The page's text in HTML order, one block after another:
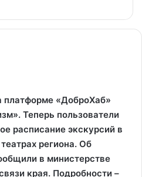
платформе «ДоброХаб»
Теперь пользователи
расписание экскурсий в
региона. Об
в министерстве
края. Подробности –